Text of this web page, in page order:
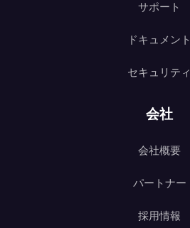
サポート
ドキュメント
セキュリティ
会社
会社概要
パートナー
採用情報